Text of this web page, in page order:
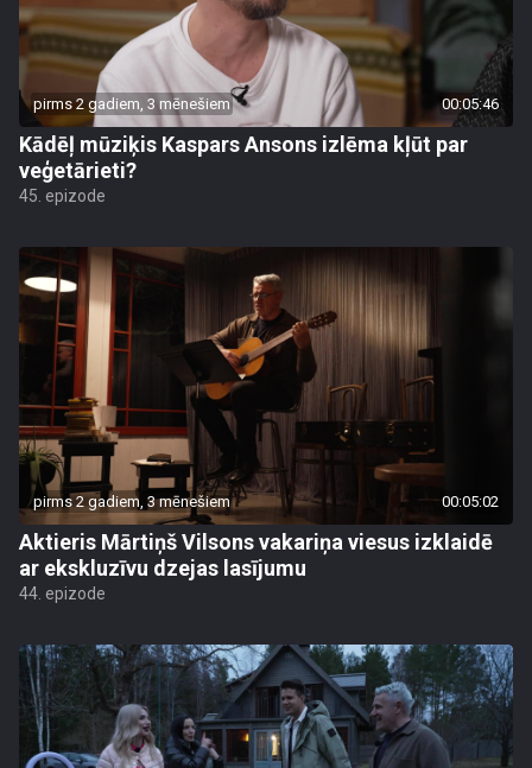
pirms 2 gadiem, 3 mēnešiem 00:05:46
Kādēļ mūziķis Kaspars Ansons izlēma kļūt par
veģetārieti?
45. epizode
pirms 2 gadiem, 3 mēnešiem 00:05:02
Aktieris Mārtiņš Vilsons vakariņa viesus izklaidē
ar ekskluzīvu dzejas lasījumu
44. epizode